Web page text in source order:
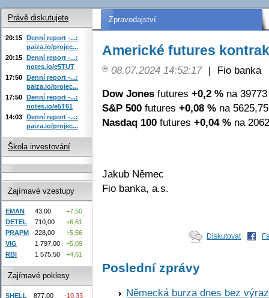
Zpravodajství
Americké futures
08.07.2024 14:52:17 |
Fio banka
Dow Jones futures +0,2 % na
S&P 500 futures +0,08 % na
Nasdaq 100 futures +0,04 % na
Jakub Němec
Fio banka, a.s.
Diskutovat
Poslední zprávy
Německá burza dnes bez
Právě diskutujete
20:15 Denní report -...:
paiza.io/projec...
20:15 Denní report -...:
notes.io/e5TUT
17:50 Denní report -...:
paiza.io/projec...
17:50 Denní report -...:
notes.io/e5T61
14:03 Denní report -...:
paiza.io/projec...
Škola investování
Zajímavé vzestupy
EMAN 43,00
+7,50
DETEL
710,00
+6,61
PRAPM
228,00
+5,56
VIG
1 797,00
+5,09
RBI
1 575,50 +4,61
Zajímavé poklesy
SHELL 877,00
-10,33